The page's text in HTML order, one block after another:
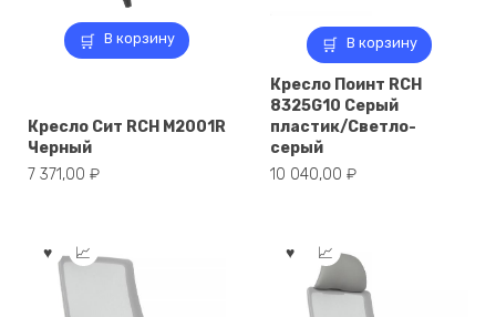
В корзину
Кресло Сит RCH M2001R
Черный
7 371,00 ₽
В корзину
Кресло Поинт RCH
8325G10 Серый
пластик/Светло-
серый
10 040,00 ₽